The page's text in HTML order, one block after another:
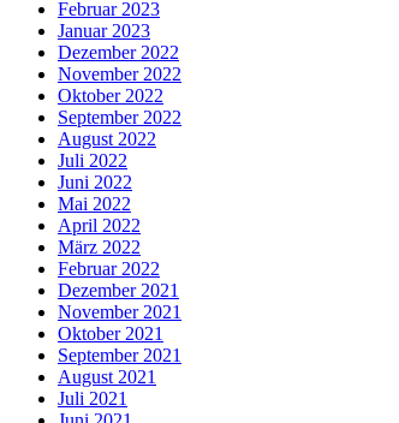
Februar 2023
Januar 2023
Dezember 2022
November 2022
Oktober 2022
September 2022
August 2022
Juli 2022
Juni 2022
Mai 2022
April 2022
März 2022
Februar 2022
Dezember 2021
November 2021
Oktober 2021
September 2021
August 2021
Juli 2021